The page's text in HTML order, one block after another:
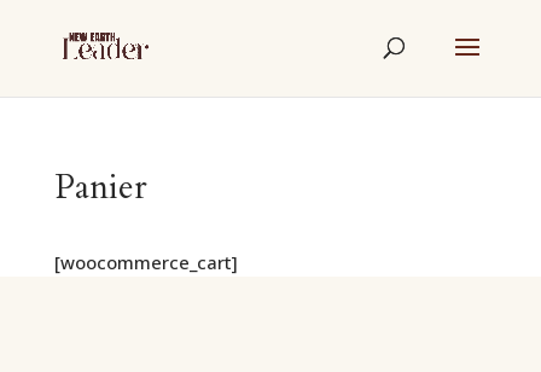
Panier
[woocommerce_cart]